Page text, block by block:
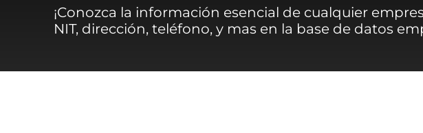
¡Conozca la información esencial de cualquier
NIT, dirección, teléfono, y mas en la base de datos